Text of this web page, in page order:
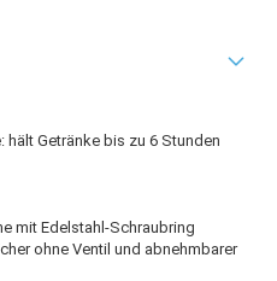
Getränke bis zu 6 Stunden
mit Edelstahl-Schraubring
ohne Ventil und abnehmbarer